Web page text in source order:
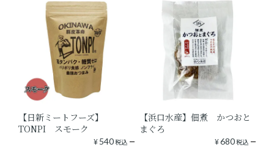
【日新ミートフーズ】
TONPI スモーク
¥540税込
【浜口水産】佃煮 かつおと
まぐろ
¥680税込